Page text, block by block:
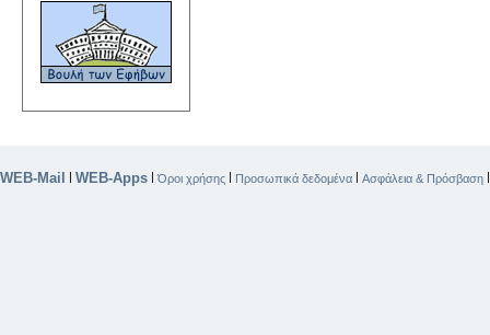
WEB-Mail WEB-Apps |Όροι χρήσης Προσωπικά δεδομένα Ασφάλεια & Πρόσβαση